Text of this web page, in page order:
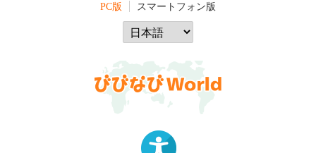
PC版 スマートフォン版